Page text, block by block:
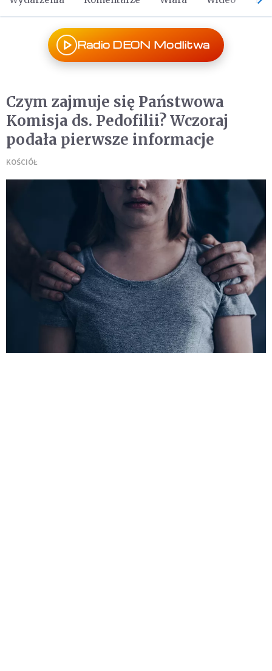
Radio DEON Modlitwa
Czym zajmuje się Państwowa
Komisja ds. Pedofilii? Wczoraj
podała pierwsze informacje
KOŚCIÓŁ